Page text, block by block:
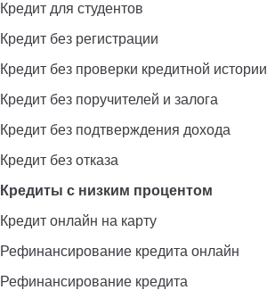
Кредит для студентов
Кредит без регистрации
Кредит без проверки кредитной истории
Кредит без поручителей и залога
Кредит без подтверждения дохода
Кредит без отказа
Кредиты с низким процентом
Кредит онлайн на карту
Рефинансирование кредита онлайн
Рефинансирование кредита